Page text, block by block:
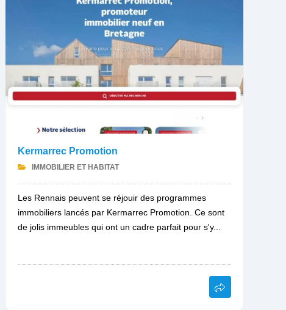
Kermarrec Promotion
IMMOBILIER ET HABITAT
Les Rennais peuvent se réjouir des programmes
immobiliers lancés par Kermarrec Promotion. Ce sont
de jolis immeubles qui ont un cadre parfait pour s'y...